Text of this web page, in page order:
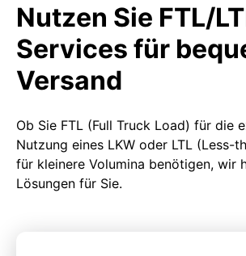
Nutzen Sie FTL/
Services für
Versand
Ob Sie FTL (Full Truck Load) für die
Nutzung eines LKW oder LTL (Less-
für kleinere Volumina benötigen, wir
Lösungen für Sie.